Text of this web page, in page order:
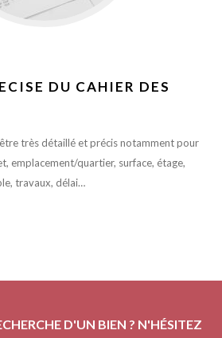
DU CAHIER DES
très détaillé et précis notamment pour
emplacement/quartier, surface, étage,
travaux, délai…
D'UN BIEN ? N'HÉSITEZ